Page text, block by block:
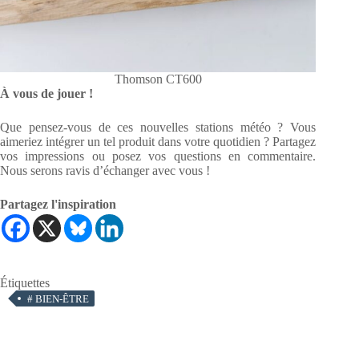
Thomson CT600
À vous de jouer !
Que pensez-vous de ces nouvelles stations météo ? Vous
aimeriez intégrer un tel produit dans votre quotidien ? Partagez
vos impressions ou posez vos questions en commentaire.
Nous serons ravis d’échanger avec vous !
Partagez l'inspiration
Étiquettes
# BIEN-ÊTRE